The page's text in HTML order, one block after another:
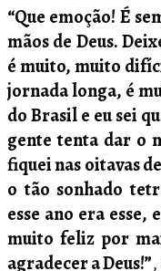
“Que emoção! É
mãos de Deus.
é muito, muito
jornada longa, é
do Brasil e eu sei
gente tenta dar o
fiquei nas oitavas
o tão sonhado
esse ano era esse,
muito feliz por
agradecer a Deus!”